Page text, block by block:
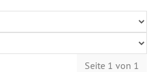
Seite 1 von 1